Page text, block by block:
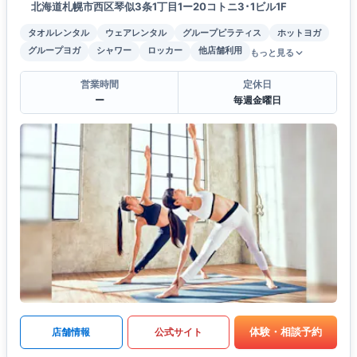
北海道札幌市西区琴似3条1丁目1ー20コトニ3･1ビル1F
タオルレンタル ウェアレンタル グループピラティス
ホットヨガ
グループヨガ
シャワー ロッカー 他店舗利用 もっと見る
営業時間
ー
定休日
毎週金曜日
店舗情報 公式サイト 体験・相談予約